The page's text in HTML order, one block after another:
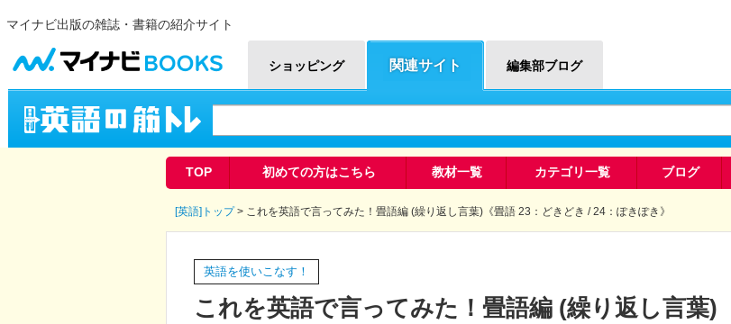
マイナビ出版の雑誌・書籍の紹介サイト
マイナビBOOKS
ショッピング 関連サイト 編集部ブログ
TOP 初めての方はこちら 教材一覧 カテゴリ一覧 ブログ
[英語]トップ> これを英語で言ってみた！畳語編 (繰り返し言葉)《畳語 23：どきどき / 24：ぽきぽき》
英語を使いこなす！
これを英語で言ってみた！畳語編 (繰り返し言葉)